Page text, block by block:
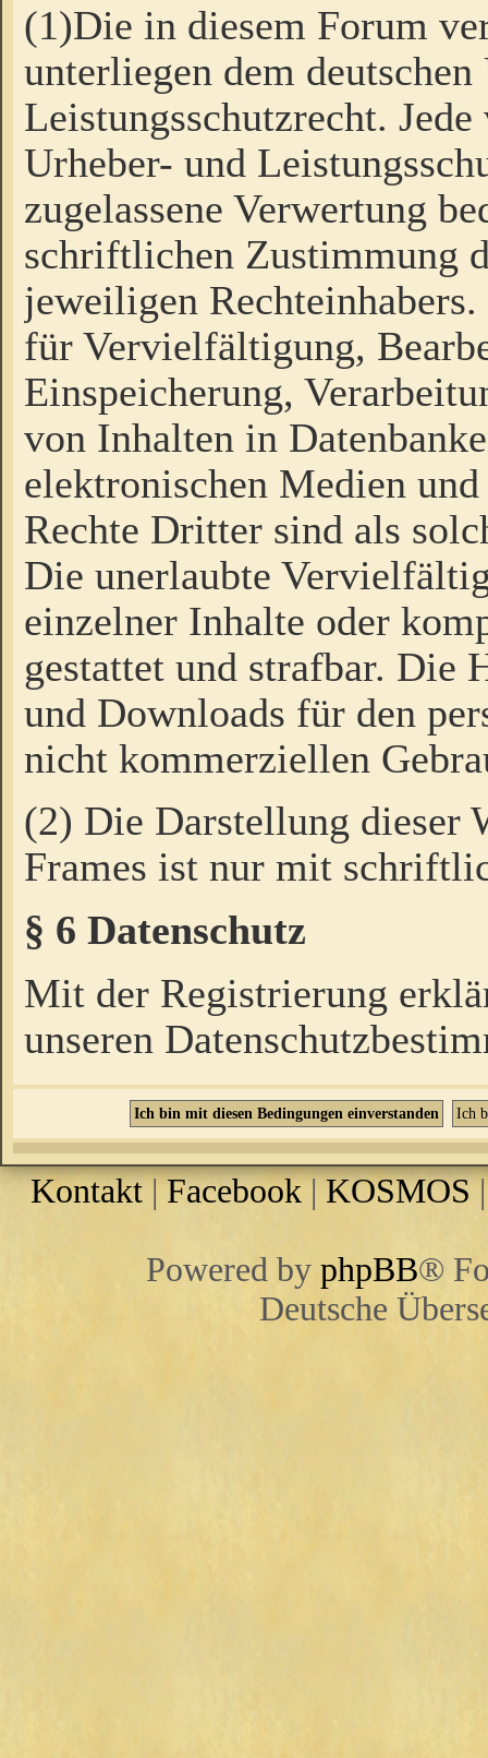
(1)Die in diesem Forum
unterliegen dem
Leistungsschutzrecht.
Urheber- und
zugelassene Verwertung
schriftlichen Zustimmung
jeweiligen
für Vervielfältigung,
Einspeicherung,
von Inhalten in
elektronischen Medien
Rechte Dritter sind als
Die unerlaubte
einzelner Inhalte oder
gestattet und strafbar. Die
und Downloads für den
nicht kommerziellen
(2) Die Darstellung dieser
Frames ist nur mit
§ 6 Datenschutz
Mit der Registrierung
unseren
Kontakt |Facebook | KOSMOS
Powered by phpBB®
Deutsche